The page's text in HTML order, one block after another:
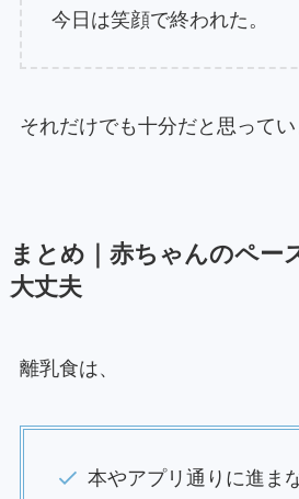
今日は笑顔で終われた。
それだけでも十分だと思ってい
まとめ｜赤ちゃんのペー
大丈夫
離乳食は、
本やアプリ通りに進ま